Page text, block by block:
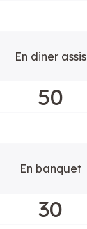
En diner assis
50
En banquet
30